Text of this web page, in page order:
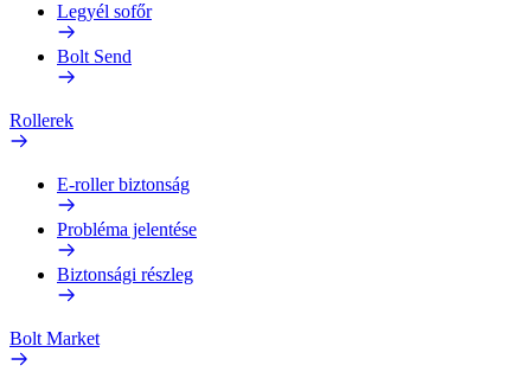
Legyél sofőr
Bolt Send
Rollerek
E-roller biztonság
Probléma jelentése
Biztonsági részleg
Bolt Market